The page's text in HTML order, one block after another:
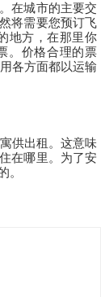
在城市的主要交
将需要您预订飞
地方，在那里你
。价格合理的票
各方面都以运输
供出租。这意味
在哪里。为了安
。